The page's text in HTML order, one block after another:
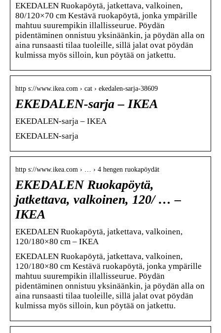
EKEDALEN Ruokapöytä, jatkettava, valkoinen,
80/120×70 cm Kestävä ruokapöytä, jonka ympärille
mahtuu suurempikin illallisseurue. Pöydän
pidentäminen onnistuu yksinäänkin, ja pöydän alla on
aina runsaasti tilaa tuoleille, sillä jalat ovat pöydän
kulmissa myös silloin, kun pöytää on jatkettu.
http s://www.ikea.com › cat › ekedalen-sarja-38609
EKEDALEN-sarja – IKEA
EKEDALEN-sarja – IKEA
EKEDALEN-sarja
http s://www.ikea.com › … › 4 hengen ruokapöydät
EKEDALEN Ruokapöytä,
jatkettava, valkoinen, 120/ … –
IKEA
EKEDALEN Ruokapöytä, jatkettava, valkoinen,
120/180×80 cm – IKEA
EKEDALEN Ruokapöytä, jatkettava, valkoinen,
120/180×80 cm Kestävä ruokapöytä, jonka ympärille
mahtuu suurempikin illallisseurue. Pöydän
pidentäminen onnistuu yksinäänkin, ja pöydän alla on
aina runsaasti tilaa tuoleille, sillä jalat ovat pöydän
kulmissa myös silloin, kun pöytää on jatkettu.